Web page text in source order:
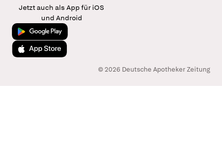
Jetzt auch als App für iOS
und Android
Jetzt bei Google Play
Laden im App Store
© 2026 Deutsche Apotheker Zeitung